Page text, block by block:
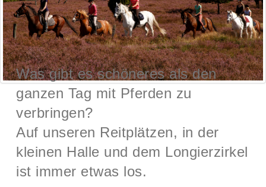
Was gibt es schöneres als den
ganzen Tag mit Pferden zu
verbringen?
Auf unseren Reitplätzen, in der
kleinen Halle und dem Longierzirkel
ist immer etwas los.